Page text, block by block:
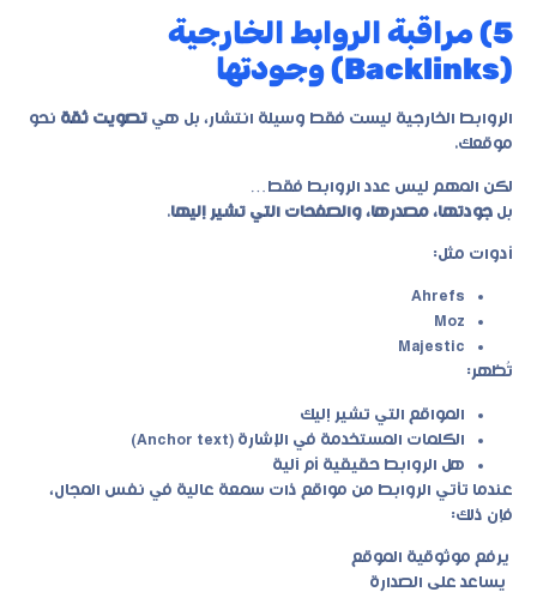
5) مراقبة الروابط الخارجية
(Backlinks) وجودتها
الروابط الخارجية ليست فقط وسيلة انتشار، بل هي تصويت ثقة نحو
موقعك.
لكن المهم ليس عدد الروابط فقط…
بل جودتها، مصدرها، والصفحات التي تشير إليها.
أدوات مثل:
Ahrefs
Moz
Majestic
تُظهر:
المواقع التي تشير إليك
الكلمات المستخدمة في الإشارة (Anchor text)
هل الروابط حقيقية أم آلية
عندما تأتي الروابط من مواقع ذات سمعة عالية في نفس المجال،
فإن ذلك:
يرفع موثوقية الموقع
يساعد على الصدارة